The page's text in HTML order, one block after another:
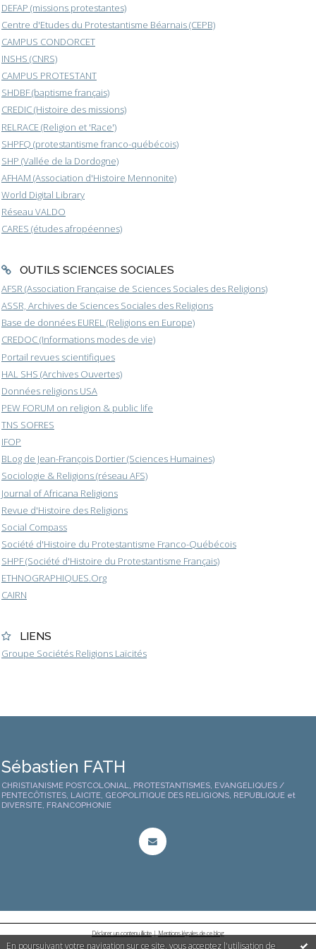
En poursuivant votre navigation sur ce site, vous acceptez l'utilisation de
DEFAP (missions protestantes)
Centre d'Etudes du Protestantisme Béarnais (CEPB)
CAMPUS CONDORCET
INSHS (CNRS)
CAMPUS PROTESTANT
SHDBF (baptisme français)
CREDIC (Histoire des missions)
RELRACE (Religion et 'Race')
SHPFQ (protestantisme franco-québécois)
SHP (Vallée de la Dordogne)
AFHAM (Association d'Histoire Mennonite)
World Digital Library
Réseau VALDO
CARES (études afropéennes)
OUTILS SCIENCES SOCIALES
AFSR (Association Française de Sciences Sociales des Religions)
ASSR, Archives de Sciences Sociales des Religions
Base de données EUREL (Religions en Europe)
CREDOC (Informations modes de vie)
Portail revues scientifiques
HAL SHS (Archives Ouvertes)
Données religions USA
PEW FORUM on religion & public life
TNS SOFRES
IFOP
BLog de Jean-François Dortier (Sciences Humaines)
Sociologie & Religions (réseau AFS)
Journal of Africana Religions
Revue d'Histoire des Religions
Social Compass
Société d'Histoire du Protestantisme Franco-Québécois
SHPF (Société d'Histoire du Protestantisme Français)
ETHNOGRAPHIQUES.Org
CAIRN
LIENS
Groupe Sociétés Religions Laïcités
Sébastien FATH
CHRISTIANISME POSTCOLONIAL, PROTESTANTISMES, EVANGELIQUES /
PENTECÔTISTES, LAICITE, GEOPOLITIQUE DES RELIGIONS, REPUBLIQUE et
DIVERSITE, FRANCOPHONIE
Déclarer un contenu illicite|Mentions légales de ce blog